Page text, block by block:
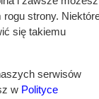
strony.
się takiemu
serwisów
w Polityce